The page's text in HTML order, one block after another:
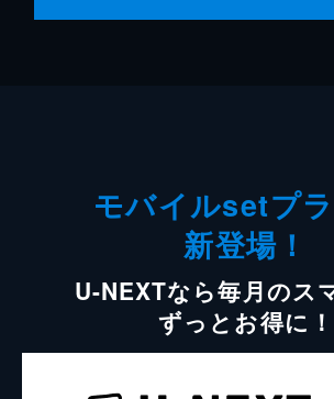
モバイルsetプ
新登場！
U-NEXTなら毎月のス
ずっとお得に！